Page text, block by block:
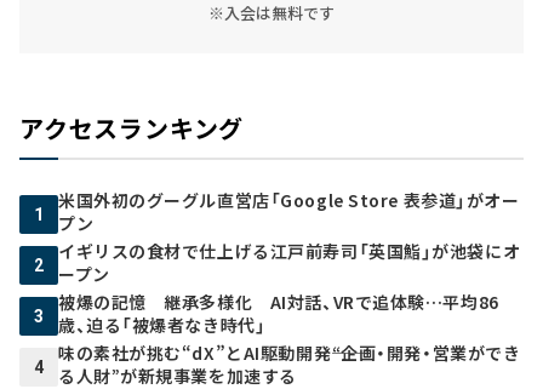
※入会は無料です
アクセスランキング
1
米国外初のグーグル直営店「Google Store 表参道」がオー
プン
2
イギリスの食材で仕上げる江戸前寿司「英国鮨」が池袋にオ
ープン
3
被爆の記憶 継承多様化 AI対話、VRで追体験…平均86
歳、迫る「被爆者なき時代」
4
味の素社が挑む“dX”とAI駆動開発――“企画・開発・営業ができ
る人財”が新規事業を加速する